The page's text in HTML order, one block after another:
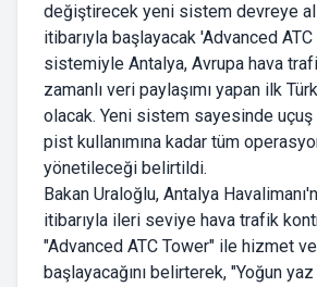
değiştirecek yeni sistem devreye
itibarıyla başlayacak 'Advanced
sistemiyle Antalya, Avrupa hava
zamanlı veri paylaşımı yapan ilk
olacak. Yeni sistem sayesinde
pist kullanımına kadar tüm
yönetileceği belirtildi.
Bakan Uraloğlu, Antalya
itibarıyla ileri seviye hava trafik
"Advanced ATC Tower" ile hizmet
başlayacağını belirterek, "Yoğun